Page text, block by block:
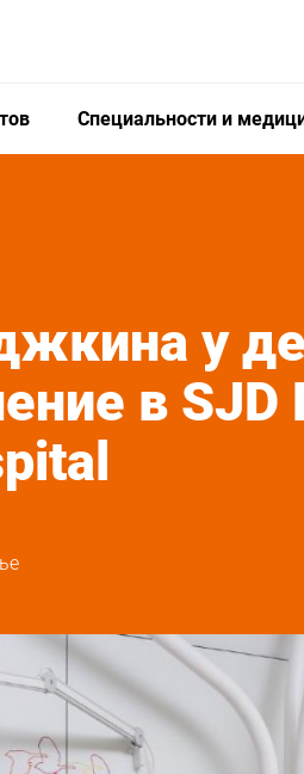
Специальности и
у
в SJD